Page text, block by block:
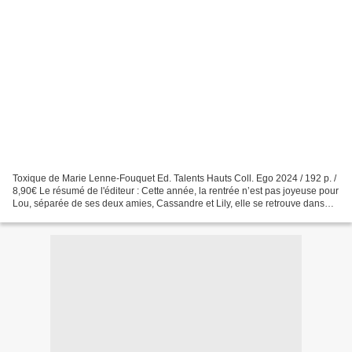
Toxique de Marie Lenne-Fouquet Ed. Talents Hauts Coll. Ego 2024 / 192 p. /
8,90€ Le résumé de l'éditeur : Cette année, la rentrée n’est pas joyeuse pour
Lou, séparée de ses deux amies, Cassandre et Lily, elle se retrouve dans